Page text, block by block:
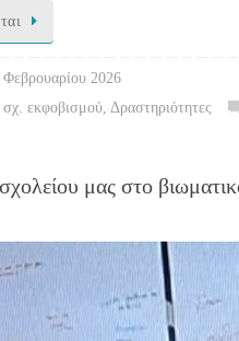
Φεβρουαρίου 2026
εκφοβισμού,Δραστηριότητες
μας στο